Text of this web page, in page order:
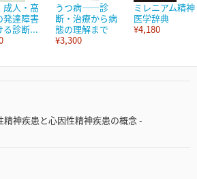
成人・高
発達障害
る診断...
うつ病――診
断・治療から病
態の理解まで
¥3,300
ミレニアム精神
医学辞典
¥4,180
神疾患と心因性精神疾患の概念 -